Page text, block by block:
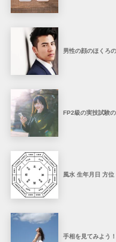
男性の顔のほくろ
FP2級の実技試験
風水 生年月日 方位
手相を見てみよう